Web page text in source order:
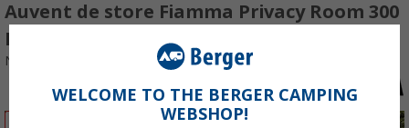
Auvent de store Fiamma Privacy Room 300
Medium
N° d'art : 256410
WELCOME TO THE BERGER CAMPING
WEBSHOP!